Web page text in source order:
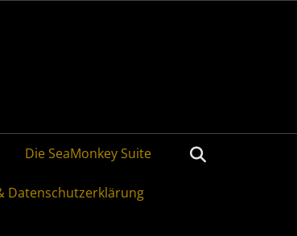
Die SeaMonkey Suite
Datenschutzerklärung